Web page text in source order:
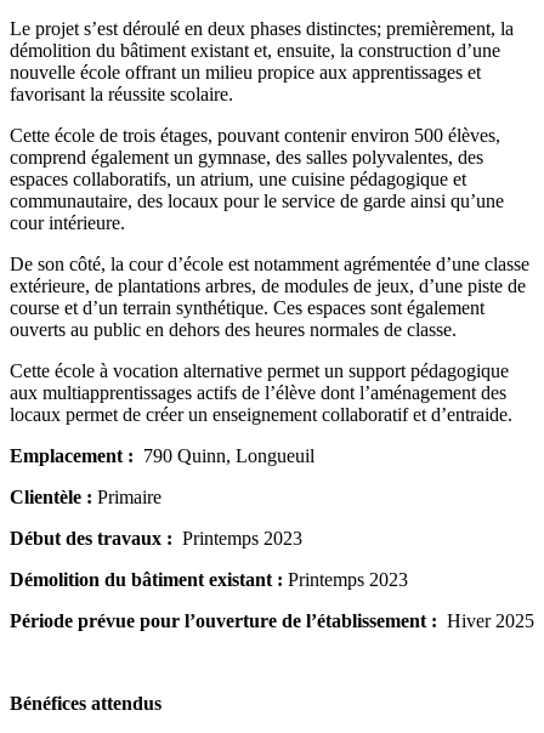
Le projet s’est déroulé en deux phases distinctes; premièrement, la
démolition du bâtiment existant et, ensuite, la construction d’une
nouvelle école offrant un milieu propice aux apprentissages et
favorisant la réussite scolaire.
Cette école de trois étages, pouvant contenir environ 500 élèves,
comprend également un gymnase, des salles polyvalentes, des
espaces collaboratifs, un atrium, une cuisine pédagogique et
communautaire, des locaux pour le service de garde ainsi qu’une
cour intérieure.
De son côté, la cour d’école est notamment agrémentée d’une classe
extérieure, de plantations arbres, de modules de jeux, d’une piste de
course et d’un terrain synthétique. Ces espaces sont également
ouverts au public en dehors des heures normales de classe.
Cette école à vocation alternative permet un support pédagogique
aux multiapprentissages actifs de l’élève dont l’aménagement des
locaux permet de créer un enseignement collaboratif et d’entraide.
Emplacement : 790 Quinn, Longueuil
Clientèle : Primaire
Début des travaux : Printemps 2023
Démolition du bâtiment existant : Printemps 2023
Période prévue pour l’ouverture de l’établissement : Hiver 2025
Bénéfices attendus